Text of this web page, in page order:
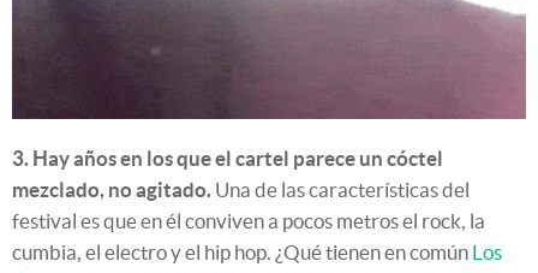
3. Hay años en los que el cartel parece un cóctel
mezclado, no agitado. Una de las características del
festival es que en él conviven a pocos metros el rock, la
cumbia, el electro y el hip hop. ¿Qué tienen en común Los